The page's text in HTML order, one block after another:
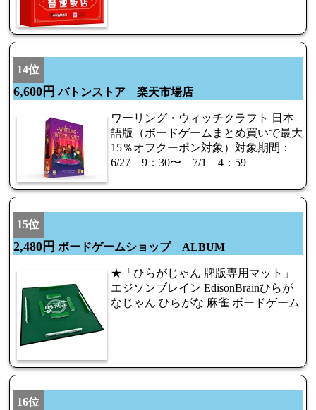
14位
6,600円 バトンストア 楽天市場店
ワーリング・ウィッチクラフト 日本
語版（ボードゲームまとめ買いで最大
15％オフクーポン対象）対象期間：
6/27 9：30〜 7/1 4：59
15位
2,480円 ボードゲームショップ ALBUM
★「ひらがじゃん 牌版専用マット」
エジソンブレイン EdisonBrainひらが
なじゃん ひらがな 麻雀 ボードゲーム
16位